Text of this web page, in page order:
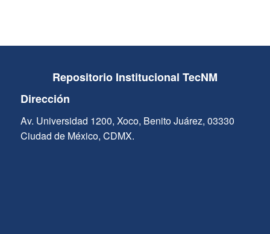
Repositorio Institucional TecNM
Dirección
Av. Universidad 1200, Xoco, Benito Juárez, 03330
Ciudad de México, CDMX.